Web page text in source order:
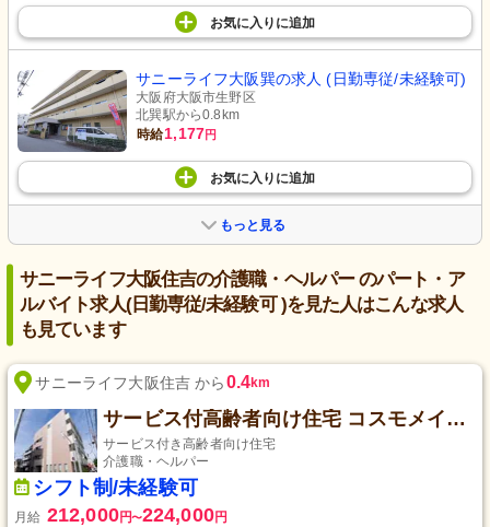
お気に入り に追加
サニーライフ大阪巽の求人 (日勤専従/未経験可)
大阪府大阪市生野区
北巽駅から0.8km
時給1,177円
お気に入り に追加
もっと見る
サニーライフ大阪住吉の介護職・ヘルパー のパート・ア
ルバイト求人(日勤専従/未経験可 )を見た人はこんな求人
も見ています
サニーライフ大阪住吉 から0.4km
サービス付高齢者向け住宅 コスモメイト清水丘
サービス付き高齢者向け住宅
介護職・ヘルパー
シフト制/未経験可
月給 212,000円〜224,000円